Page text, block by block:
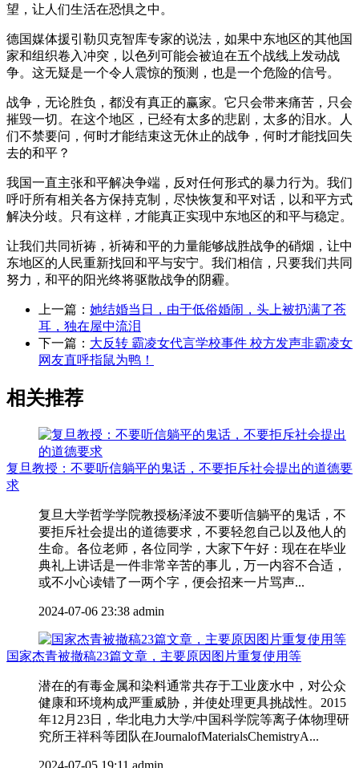
望，让人们生活在恐惧之中。
德国媒体援引勒贝克智库专家的说法，如果中东地区的其他国
家和组织卷入冲突，以色列可能会被迫在五个战线上发动战
争。这无疑是一个令人震惊的预测，也是一个危险的信号。
战争，无论胜负，都没有真正的赢家。它只会带来痛苦，只会
摧毁一切。在这个地区，已经有太多的悲剧，太多的泪水。人
们不禁要问，何时才能结束这无休止的战争，何时才能找回失
去的和平？
我国一直主张和平解决争端，反对任何形式的暴力行为。我们
呼吁所有相关各方保持克制，尽快恢复和平对话，以和平方式
解决分歧。只有这样，才能真正实现中东地区的和平与稳定。
让我们共同祈祷，祈祷和平的力量能够战胜战争的硝烟，让中
东地区的人民重新找回和平与安宁。我们相信，只要我们共同
努力，和平的阳光终将驱散战争的阴霾。
上一篇： 她结婚当日，由于低俗婚闹，头上被扔满了苍
耳，独在屋中流泪
下一篇： 大反转 霸凌女代言学校事件 校方发声非霸凌女
网友直呼指鼠为鸭！
相关推荐
复旦教授：不要听信躺平的鬼话，不要拒斥社会提出的道德要
求
复旦大学哲学学院教授杨泽波不要听信躺平的鬼话，不
要拒斥社会提出的道德要求，不要轻忽自己以及他人的
生命。各位老师，各位同学，大家下午好：现在在毕业
典礼上讲话是一件非常辛苦的事儿，万一内容不合适，
或不小心读错了一两个字，便会招来一片骂声...
2024-07-06 23:38 admin
国家杰青被撤稿23篇文章，主要原因图片重复使用等
潜在的有毒金属和染料通常共存于工业废水中，对公众
健康和环境构成严重威胁，并使处理更具挑战性。2015
年12月23日，华北电力大学/中国科学院等离子体物理研
究所王祥科等团队在JournalofMaterialsChemistryA...
2024-07-05 19:11 admin